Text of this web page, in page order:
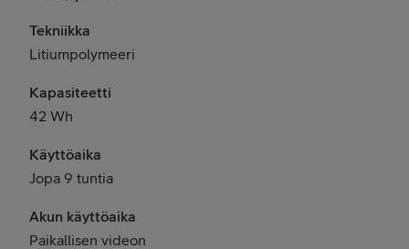
Tekniikka
Litiumpolymeeri
Kapasiteetti
42 Wh
Käyttöaika
Jopa 9 tuntia
Akun käyttöaika
Paikallisen videon